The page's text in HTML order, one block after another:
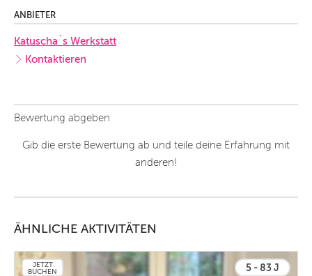
ANBIETER
Katuscha`s Werkstatt
Kontaktieren
Bewertung abgeben
Gib die erste Bewertung ab und teile deine Erfahrung mit
anderen!
ÄHNLICHE AKTIVITÄTEN
JETZT
BUCHEN
5 - 83 J